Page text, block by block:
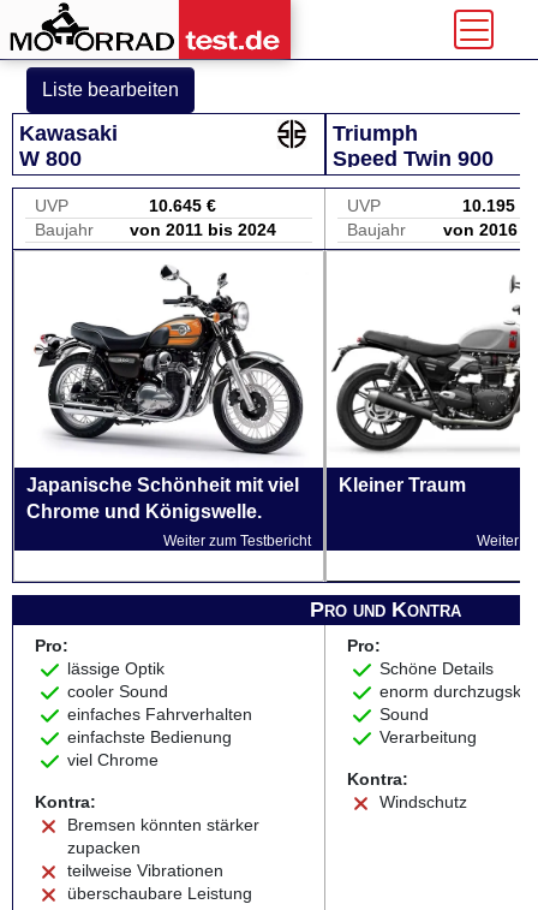
Liste bearbeiten
Kawasaki
W 800
Triumph
Speed Twin 900
UVP
10.645 €
Baujahr
von 2011 bis 2024
UVP
10.195 €
Baujahr
von 2016
Japanische Schönheit mit viel
Chrome und Königswelle.
Weiter zum Testbericht
Kleiner Traum
Weiter
Pro und Kontra
Pro:
lässige Optik
cooler Sound
einfaches Fahrverhalten
einfachste Bedienung
viel Chrome
Kontra:
Bremsen könnten stärker
zupacken
teilweise Vibrationen
überschaubare Leistung
Pro:
Schöne Details
enorm
Sound
Verarbeitung
Kontra:
Windschutz